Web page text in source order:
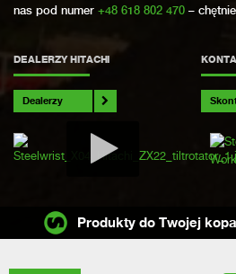
nas pod numer +48 618 802 470 –
DEALERZY HITACHI
Dealerzy
Produkty do Twojej